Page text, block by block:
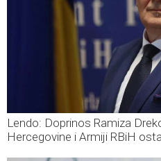
Lendo: Doprinos Ramiza
Hercegovine i Armiji RBiH